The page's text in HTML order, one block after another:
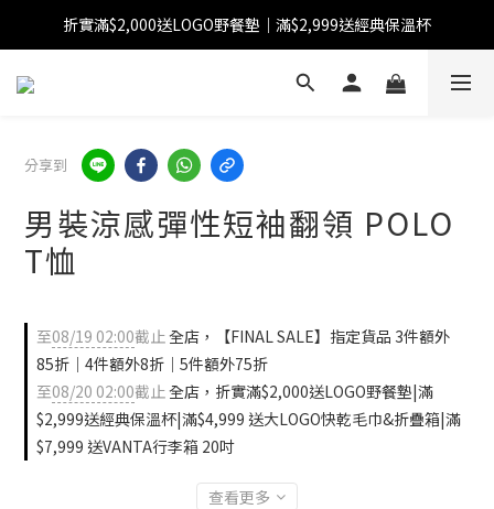
【FINAL SALE】指定商品低至38折
折實滿$2,000送LOGO野餐墊｜滿$2,999送經典保溫杯
【FINAL SALE】全單免運費
分享到
男裝涼感彈性短袖翻領 POLO
T恤
至08/19 02:00截止全店，【FINAL SALE】指定貨品 3件額外
85折｜4件額外8折｜5件額外75折
至08/20 02:00截止全店，折實滿$2,000送LOGO野餐墊|滿
$2,999送經典保溫杯|滿$4,999 送大LOGO快乾毛巾&折疊箱|滿
$7,999 送VANTA行李箱 20吋
查看更多